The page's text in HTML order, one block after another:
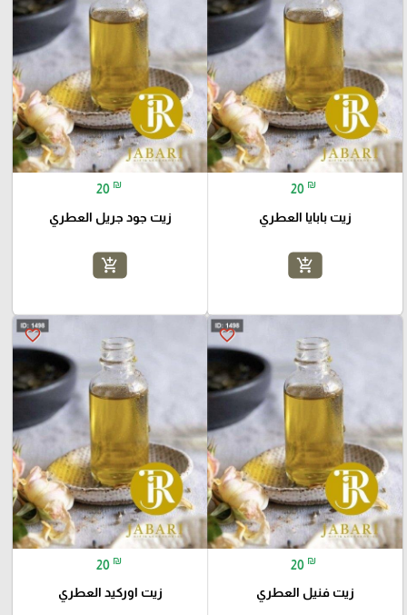
20 ₪
زيت بابايا العطري
add_shopping_cart
20 ₪
زيت جود جريل العطري
add_shopping_cart
favorite_border
20 ₪
زيت فنيل العطري
favorite_border
20 ₪
زيت اوركيد العطري